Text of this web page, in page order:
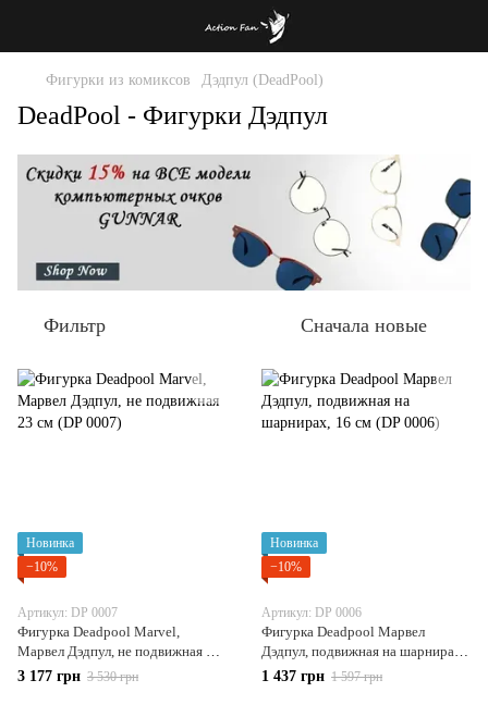
Фигурки из комиксов Дэдпул (DeadPool)
DeadPool - Фигурки Дэдпул
Фильтр Сначала новые
Новинка
−10%
Артикул: DP 0007
Фигурка Deadpool Marvel,
Марвел Дэдпул, не подвижная 23
см (DP 0007)
3 177 грн 3 530 грн
Новинка
−10%
Артикул: DP 0006
Фигурка Deadpool Марвел
Дэдпул, подвижная на шарнирах,
16 см (DP 0006)
1 437 грн 1 597 грн